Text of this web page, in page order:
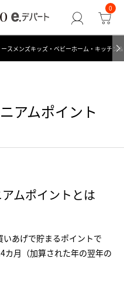
0
ース メンズキッズ・ベビーホーム・キッチン
アムポイント
ムポイントとは
あげで貯まるポイントで
カ月（加算された年の翌年の